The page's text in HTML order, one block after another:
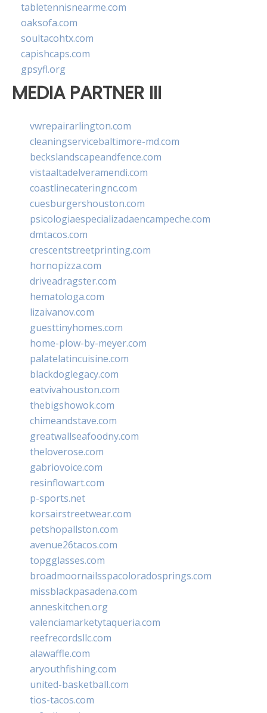
tabletennisnearme.com
oaksofa.com
soultacohtx.com
capishcaps.com
gpsyfl.org
MEDIA PARTNER III
vwrepairarlington.com
cleaningservicebaltimore-md.com
beckslandscapeandfence.com
vistaaltadelveramendi.com
coastlinecateringnc.com
cuesburgershouston.com
psicologiaespecializadaencampeche.com
dmtacos.com
crescentstreetprinting.com
hornopizza.com
driveadragster.com
hematologa.com
lizaivanov.com
guesttinyhomes.com
home-plow-by-meyer.com
palatelatincuisine.com
blackdoglegacy.com
eatvivahouston.com
thebigshowok.com
chimeandstave.com
greatwallseafoodny.com
theloverose.com
gabriovoice.com
resinflowart.com
p-sports.net
korsairstreetwear.com
petshopallston.com
avenue26tacos.com
topgglasses.com
broadmoornailsspacoloradosprings.com
missblackpasadena.com
anneskitchen.org
valenciamarketytaqueria.com
reefrecordsllc.com
alawaffle.com
aryouthfishing.com
united-basketball.com
tios-tacos.com